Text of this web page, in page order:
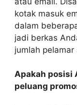
kotak masuk
dalam
jadi berkas
jumlah
Apakah posisi
peluang